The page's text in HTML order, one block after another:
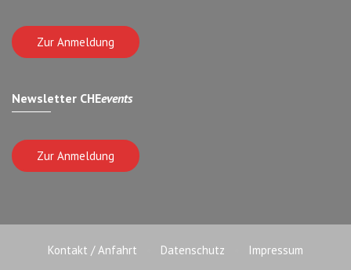
Zur Anmeldung
Newsletter CHEevents
Zur Anmeldung
Kontakt / Anfahrt Datenschutz Impressum